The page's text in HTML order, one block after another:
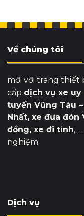
Về chúng tôi
mới với trang thiết
cấp dịch vụ xe uy
tuyến Vũng Tàu –
Nhất, xe đưa đón
đồng, xe đi tỉnh,
nghiệm.
Dịch vụ